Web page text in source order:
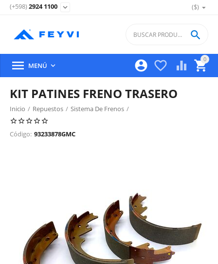
($)
(+598)2924 1100 expand_more
0

 


 MENÚ 
KIT PATINES FRENO TRASERO
Inicio / Repuestos / Sistema De Frenos /
Freno Trasero, Discos, Campanas Y Partes
Código: 93233878GMC